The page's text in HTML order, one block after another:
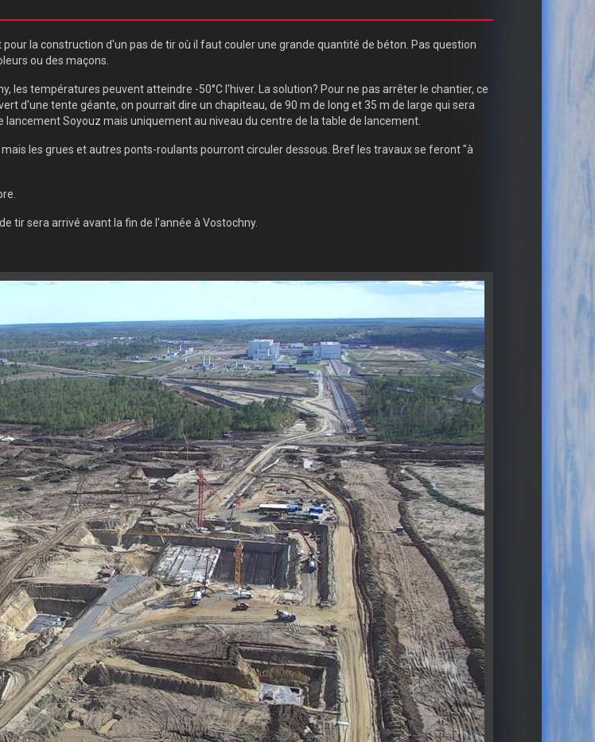
la construction d'un pas de tir où il faut couler une grande quantité de béton. Pas question
ou des maçons.
les températures peuvent atteindre -50°C l'hiver. La solution? Pour ne pas arrêter le chantier, ce
d'une tente géante, on pourrait dire un chapiteau, de 90 m de long et 35 m de large qui sera
Soyouz mais uniquement au niveau du centre de la table de lancement.
les grues et autres ponts-roulants pourront circuler dessous. Bref les travaux se feront "à
tir sera arrivé avant la fin de l'année à Vostochny.